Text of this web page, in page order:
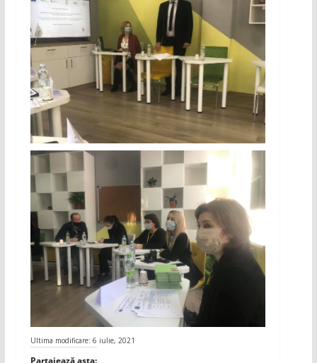
Ultima modificare: 6 iulie, 2021
Partajează asta: